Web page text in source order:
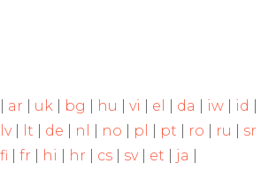
ar uk bg hu vi el da iw id
lv| lt de nl no pl pt ro ru sr
fi
fr hi hr cs sv| et ja